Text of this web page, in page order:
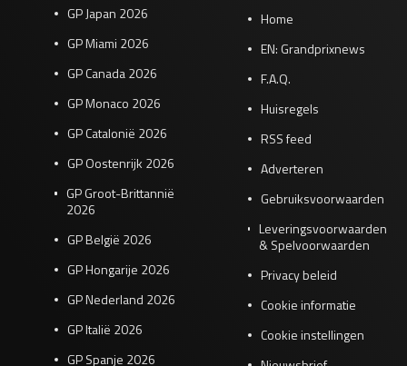
GP Japan 2026
GP Miami 2026
GP Canada 2026
GP Monaco 2026
GP Catalonië 2026
GP Oostenrijk 2026
GP Groot-Brittannië
2026
GP België 2026
GP Hongarije 2026
GP Nederland 2026
GP Italië 2026
GP Spanje 2026
Home
EN: Grandprixnews
F.A.Q.
Huisregels
RSS feed
Adverteren
Gebruiksvoorwaarden
Leveringsvoorwaarden
& Spelvoorwaarden
Privacy beleid
Cookie informatie
Cookie instellingen